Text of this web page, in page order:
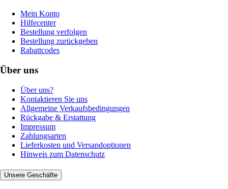
Mein Konto
Hilfecenter
Bestellung verfolgen
Bestellung zurückgeben
Rabattcodes
Über uns
Über uns?
Kontaktieren Sie uns
Allgemeine Verkaufsbedingungen
Rückgabe & Erstattung
Impressum
Zahlungsarten
Lieferkosten und Versandoptionen
Hinweis zum Datenschutz
Unsere Geschäfte